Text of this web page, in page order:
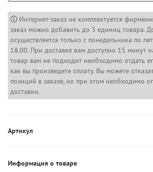
ⓘ Интернет-заказ не комплектуется
заказ можно добавить до 3 единиц товара.
осуществляется только с понедельника по
18.00. При доставке вам доступно 15 минут
товар вам не подходит необходимо отдать
как вы произведете оплату. Вы можете
позиций в заказе, но при этом необходимо
доставки.
Артикул
Информация о товаре